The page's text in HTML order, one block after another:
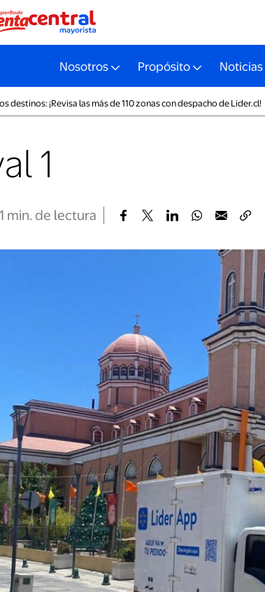
Nosotros Propósito Noticias
destinos: ¡Revisa las más de 110 zonas con despacho de Lider.cl!
1
min. de lectura